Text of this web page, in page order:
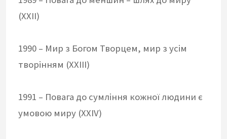
(XXII)
1990 – Мир з Богом Творцем, мир з усім
творінням (XXIII)
1991 – Повага до сумління кожної людини є
умовою миру (XXIV)